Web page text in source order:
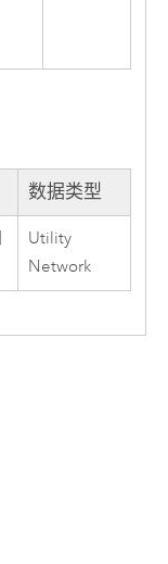
数据类型
Utility
Network